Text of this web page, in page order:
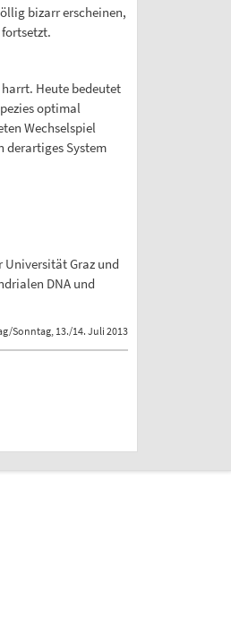
bizarr erscheinen,
Heute bedeutet
optimal
Wechselspiel
derartiges System
Universität Graz und
DNA und
Sonntag, 13./14. Juli 2013